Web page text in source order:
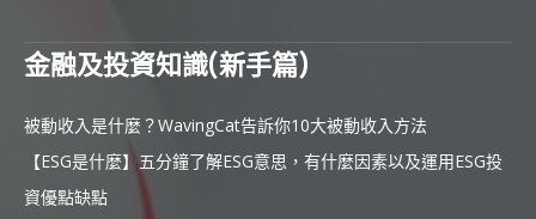
金融及投資知識(新手篇)
被動收入是什麼？WavingCat告訴你10大被動收入方法
【ESG是什麼】五分鐘了解ESG意思，有什麼因素以及運用ESG投
資優點缺點